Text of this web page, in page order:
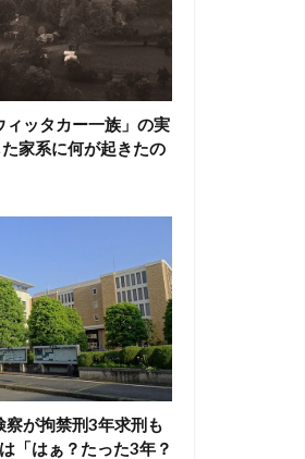
ッタカー一族」の実
家系に何が起きたの
察が拘禁刑3年求刑も
「はぁ？たった3年？